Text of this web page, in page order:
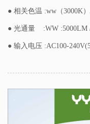
● 相关色温 :ww（3000K
● 光通量 :WW :5000LM
● 输入电压 :AC100-